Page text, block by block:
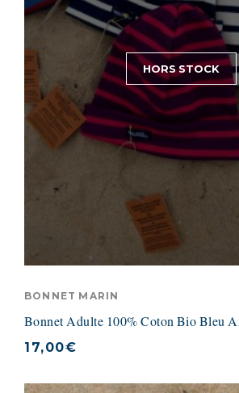
HORS STOCK
BONNET MARIN
Bonnet Adulte 100% Coton Bio Bleu
17,00€